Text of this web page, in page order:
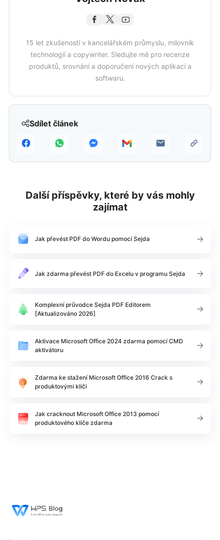
Sdílet článek
15 let zkušeností v kancelářském průmyslu, milovník
technologií a copywriter. Sledujte mě pro recenze
produktů, srovnání a doporučení nových aplikací a
softwaru.
Další příspěvky, které by vás mohly
zajímat
Jak převést PDF do Wordu pomocí Sejda
Jak zdarma převést PDF do Excelu v programu Sejda
Komplexní průvodce Sejda PDF Editorem
[Aktualizováno 2026]
Aktivace Microsoft Office 2024 zdarma pomocí CMD
aktivátoru
Zdarma ke stažení Microsoft Office 2016 Crack s
produktovými klíči
Jak cracknout Microsoft Office 2013 pomocí
produktového klíče zdarma